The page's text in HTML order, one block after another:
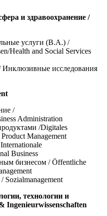
и здравоохранение /
услуги (B.A.) /
Health and Social Services
Инклюзивные исследования
/
Administration
/Digitales
Management
Business
бизнесом / Öffentliche
технологии и
Ingenieurwissenschaften